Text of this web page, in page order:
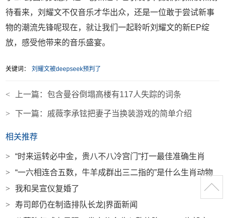
待看来，刘耀文不仅音乐才华出众，还是一位敢于尝试新事
物的潮流先锋呢现在，就让我们一起聆听刘耀文的新EP绽
放，感受他带来的音乐盛宴。
关键词： 刘耀文被deepseek预判了
< 上一篇：包含曼谷倒塌高楼有117人失踪的词条
> 下一篇： 戚薇李承铉把妻子当换装游戏的简单介绍
相关推荐
>
“时来运转必中金，贵八不八冷宫门”打一最佳准确生肖
>
“一六相连合五数，牛羊成群出三二指的”是什么生肖动物
>
我和吴宣仪复婚了
>
寿司郎仍在制造排队长龙|界面新闻